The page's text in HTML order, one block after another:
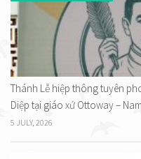
Thánh Lễ hiệp thông tuyên
Diệp tại giáo xứ Ottoway –
5 JULY, 2026